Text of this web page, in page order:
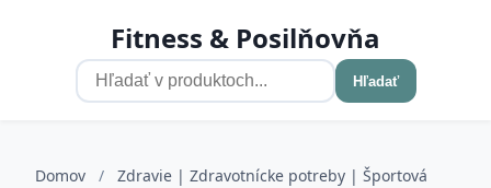
Fitness & Posilňovňa
Hľadať
Domov /
Zdravie | Zdravotnícke potreby | Športová